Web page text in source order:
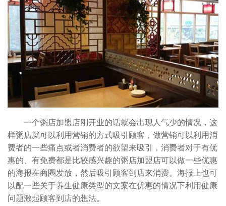
一个粥店加盟店刚开业的话就会出现人气少的情况，这
样粥店就可以利用营销的方式吸引顾客，做营销可以利用消
费者的一些痛点或者消费者的欲望来吸引，消费者对于有优
惠的、有免费都是比较感兴趣的粥店加盟店可以做一些优惠
的海报在商圈发放，然后吸引顾客到店来消费。海报上也可
以配一些关于养生健康类型的文案在优惠的情况下利用健康
问题激起顾客到店的想法。